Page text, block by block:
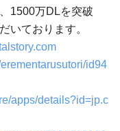
1500万DLを突破
いております。
id94
apps/details?id=jp.c